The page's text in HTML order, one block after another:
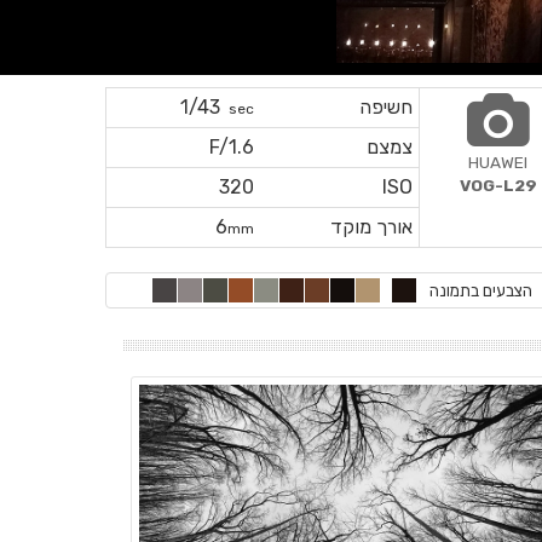
חשיפה sec
1/43
צמצם
F/1.6
ISO
320
אורך מוקד
6mm
HUAWEI
VOG-L29
הצבעים בתמונה